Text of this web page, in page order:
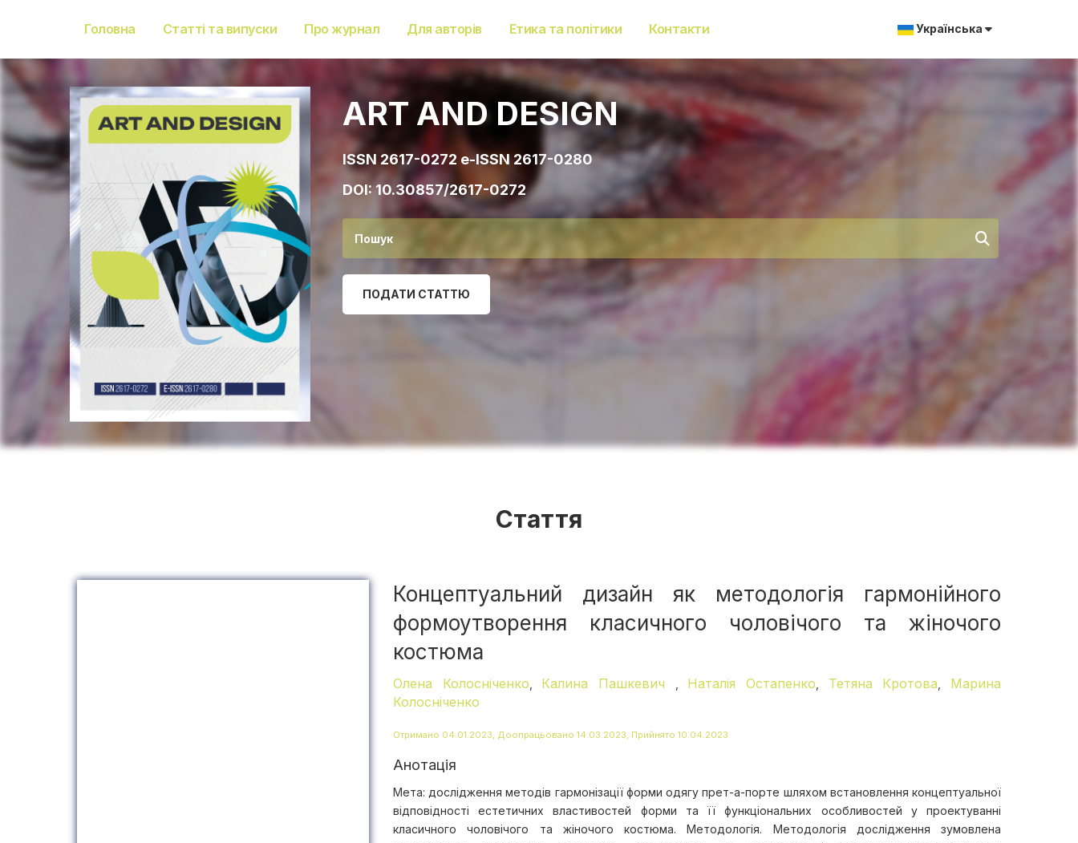
Головна Статті та випуски Про журнал Для авторів Етика та політики Контакти Українська
ART AND DESIGN
ISSN 2617-0272 e-ISSN 2617-0280
DOI:10.30857/2617-0272
ПОДАТИ СТАТТЮ
Стаття
Концептуальний дизайн як методологія гармонійного
формоутворення класичного чоловічого та жіночого
костюма
Олена Колосніченко Калина Пашкевич Наталія Остапенко Тетяна Кротова
Марина
Колосніченко
Отримано 04.01.2023, Доопрацьовано 14.03.2023, Прийнято 10.04.2023
Анотація
Мета: дослідження методів гармонізації форми одягу прет-а-порте шляхом встановлення концептуальної
відповідності естетичних властивостей форми та її функціональних особливостей у проектуванні
класичного чоловічого та жіночого костюма. Методологія. Методологія дослідження зумовлена